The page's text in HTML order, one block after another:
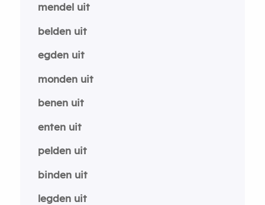
mendel uit
belden uit
egden uit
monden uit
benen uit
enten uit
pelden uit
binden uit
legden uit